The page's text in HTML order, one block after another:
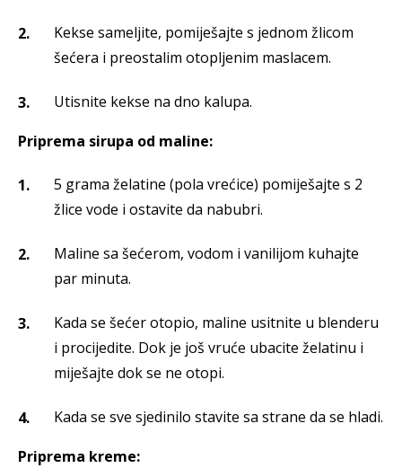
Kekse sameljite, pomiješajte s jednom žlicom
šećera i preostalim otopljenim maslacem.
Utisnite kekse na dno kalupa.
Priprema sirupa od maline:
5 grama želatine (pola vrećice) pomiješajte s 2
žlice vode i ostavite da nabubri.
Maline sa šećerom, vodom i vanilijom kuhajte
par minuta.
Kada se šećer otopio, maline usitnite u blenderu
i procijedite. Dok je još vruće ubacite želatinu i
miješajte dok se ne otopi.
Kada se sve sjedinilo stavite sa strane da se hladi.
Priprema kreme: